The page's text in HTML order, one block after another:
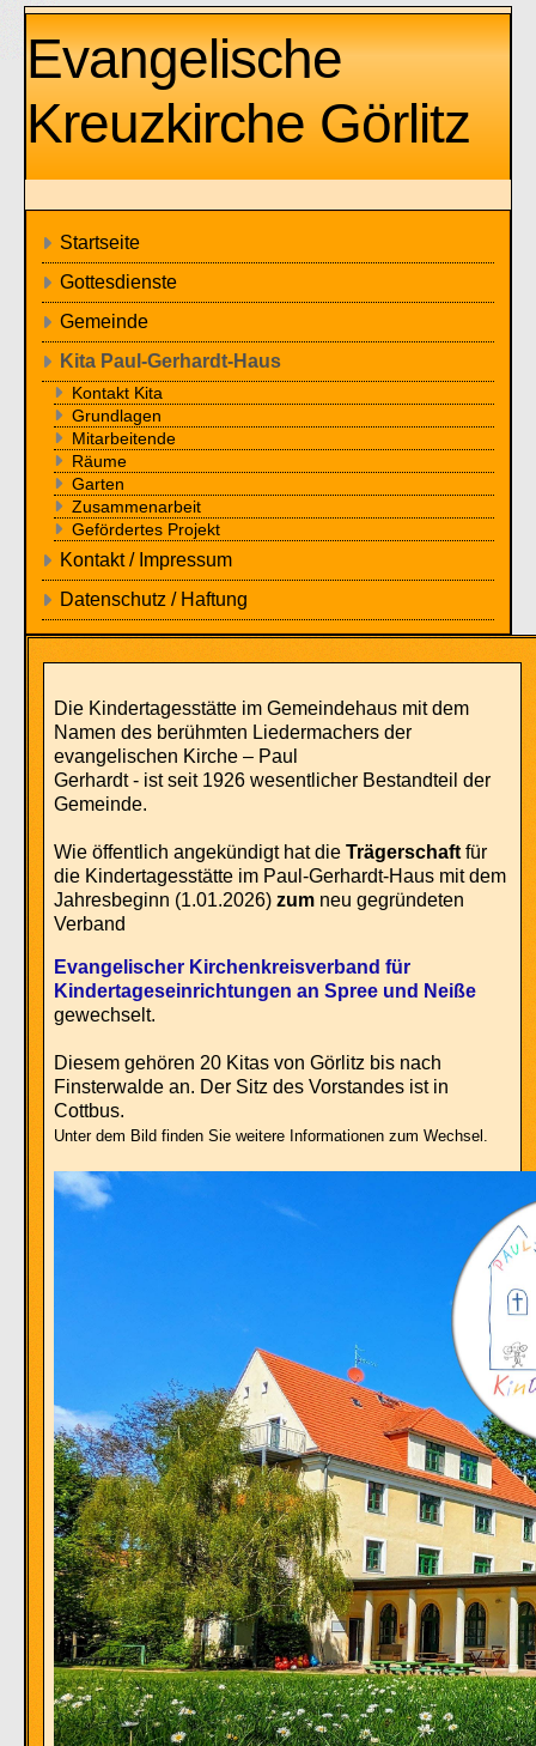
Evangelische
Kreuzkirche Görlitz
Startseite
Gottesdienste
Gemeinde
Kita Paul-Gerhardt-Haus
Kontakt Kita
Grundlagen
Mitarbeitende
Räume
Garten
Zusammenarbeit
Gefördertes Projekt
Kontakt / Impressum
Datenschutz / Haftung
Die Kindertagesstätte imGemeindehaus mit dem
Namen des berühmten Liedermachers der
evangelischen Kirche – Paul
Gerhardt - istseit 1926wesentlicher Bestandteil der
Gemeinde.
Wie öffentlich angekündigt hat dieTrägerschaft für
die Kindertagesstätte im Paul-Gerhardt-Haus mit dem
Jahresbeginn (1.01.2026)zum neu gegründeten
Verband
Evangelischer Kirchenkreisverband für
Kindertageseinrichtungen an Spree und Neiße
gewechselt.
Diesem gehören 20 Kitas von Görlitz bis nach
Finsterwalde an. Der Sitz des Vorstandes ist in
Cottbus.
Unter dem Bild finden Sie weitere Informationen zum Wechsel.